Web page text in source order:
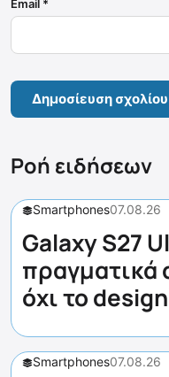
Email *
Ροή ειδήσεων
Smartphones07.08.26
Galaxy S27
πραγματικά
όχι το
Smartphones07.08.26